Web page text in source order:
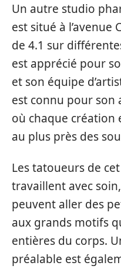
Un autre studio
est situé à l’avenue
de 4.1 sur
est apprécié pour
et son équipe
est connu pour son
où chaque création
au plus près des
Les tatoueurs de
travaillent avec
peuvent aller des
aux grands motifs
entières du corps.
préalable est